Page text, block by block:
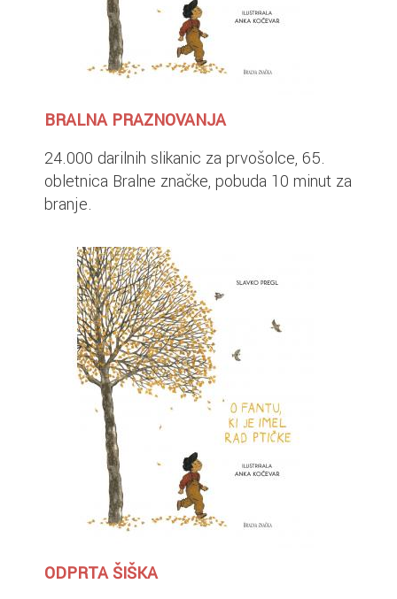
BRALNA PRAZNOVANJA
24.000 darilnih slikanic za prvošolce, 65.
obletnica Bralne značke, pobuda 10 minut za
branje.
ODPRTA ŠIŠKA